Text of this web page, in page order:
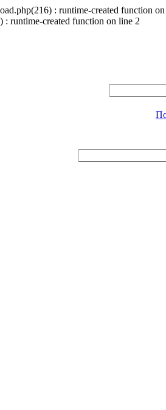
: runtime-created function
: runtime-created function on line 2